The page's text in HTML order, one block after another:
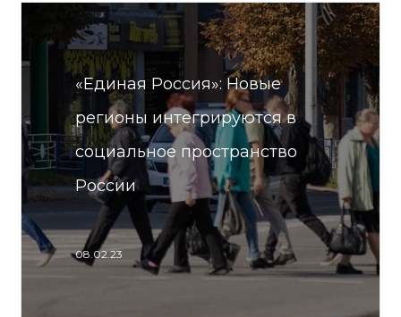
«Единая Россия»: Новые
регионы интегрируются в
социальное пространство
России
08.02.23